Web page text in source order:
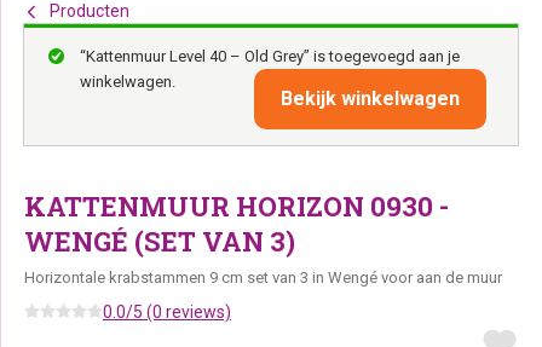
Producten
“Kattenmuur Level 40 – Old Grey” is toegevoegd aan je
winkelwagen.
Bekijk winkelwagen
KATTENMUUR HORIZON 0930 -
WENGÉ (SET VAN 3)
Horizontale krabstammen 9 cm set van 3 in Wengé voor aan de muur
0.0/5 (0 reviews)